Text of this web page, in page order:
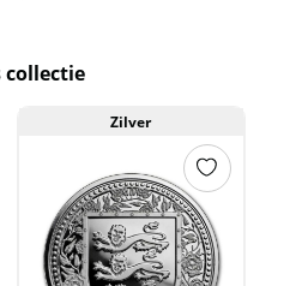
collectie
Zilver